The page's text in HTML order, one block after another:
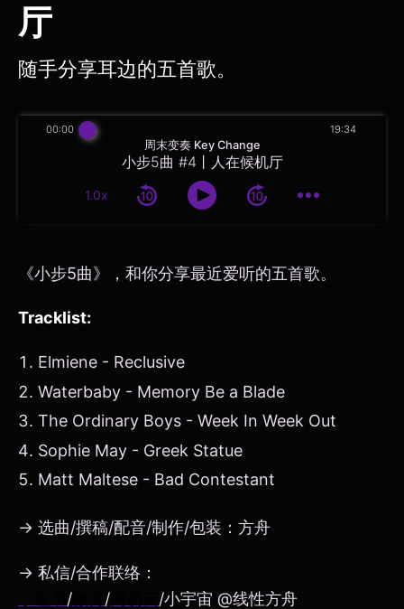
厅
随手分享耳边的五首歌。
周末变奏 Key Change
小步5曲 #4丨人在候机厅
1.0x
00:00 19:34
《小步5曲》，和你分享最近爱听的五首歌。
Tracklist:
Elmiene - Reclusive
Waterbaby - Memory Be a Blade
The Ordinary Boys - Week In Week Out
Sophie May - Greek Statue
Matt Maltese - Bad Contestant
→ 选曲/撰稿/配音/制作/包装：方舟
→ 私信/合作联络：
/ / /小宇宙 @线性方舟